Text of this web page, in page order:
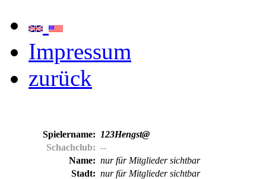
Impressum
zurück
Spielername:
123Hengst@
Schachclub: --
Name: nur für Mitglieder sichtbar
Stadt: nur für Mitglieder sichtbar